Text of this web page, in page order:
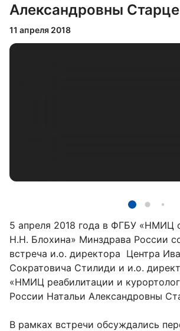
Александровны
11 апреля 2018
5 апреля 2018 года в ФГБУ «НМИЦ
Н.Н. Блохина» Минздрава России
встреча и.о. директора Центра
Сократовича Стилиди и и.о.
«НМИЦ реабилитации и
России Натальи Александровны
В рамках встречи обсуждались